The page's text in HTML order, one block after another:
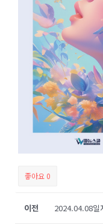
좋아요 0
이전 2024.04.08일